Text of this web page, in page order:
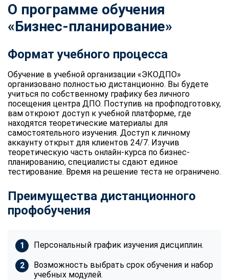
О программе обучения
«Бизнес-планирование»
Формат учебного процесса
Обучение в учебной организации «ЭКОДПО»
организовано полностью дистанционно. Вы будете
учиться по собственному графику без личного
посещения центра ДПО. Поступив на профподготовку,
вам откроют доступ к учебной платформе, где
находятся теоретические материалы для
самостоятельного изучения. Доступ к личному
аккаунту открыт для клиентов 24/7. Изучив
теоретическую часть онлайн-курса по бизнес-
планированию, специалисты сдают единое
тестирование. Время на решение теста не ограничено.
Преимущества дистанционного
профобучения
Персональный график изучения дисциплин.
Возможность выбрать срок обучения и набор
учебных модулей.